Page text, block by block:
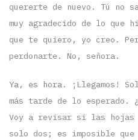
quererte de nuevo. Tú no
muy agradecido de lo que
que te quiero, yo creo.
perdonarte. No, señora.
Ya, es hora. ¡Llegamos!
más tarde de lo esperado.
Voy a revisar si las hojas
solo dos; es imposible que